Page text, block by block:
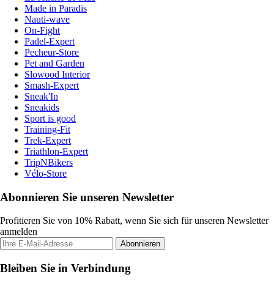
Made in Paradis
Nauti-wave
On-Fight
Padel-Expert
Pecheur-Store
Pet and Garden
Slowood Interior
Smash-Expert
Sneak'In
Sneakids
Sport is good
Training-Fit
Trek-Expert
Triathlon-Expert
TripNBikers
Vélo-Store
Abonnieren Sie unseren Newsletter
Profitieren Sie von 10% Rabatt, wenn Sie sich für unseren Newsletter
anmelden
Abonnieren
Bleiben Sie in Verbindung